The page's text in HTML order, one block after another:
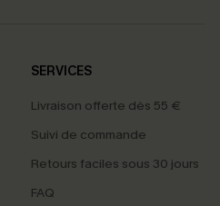
SERVICES
Livraison offerte dès 55 €
Suivi de commande
Retours faciles sous 30 jours
FAQ